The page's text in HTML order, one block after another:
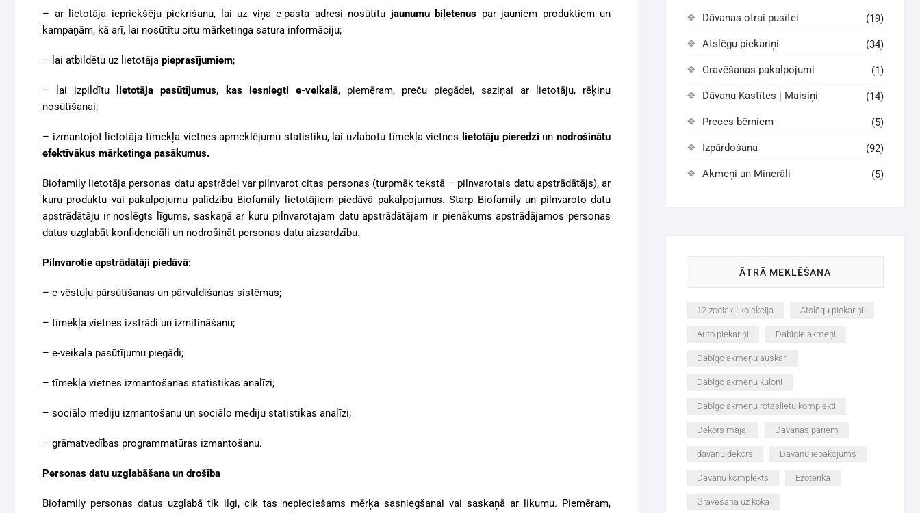
– ar lietotāja iepriekšēju piekrišanu, lai uz viņa e-pasta adresi nosūtītu jaunumu biļetenus par jauniem produktiem un
kampaņām, kā arī, lai nosūtītu citu mārketinga satura informāciju;
– lai atbildētu uz lietotāja pieprasījumiem;
– lai izpildītulietotāja pasūtījumus, kas iesniegti e-veikalā, piemēram, preču piegādei, saziņai ar lietotāju, rēķinu
nosūtīšanai;
– izmantojot lietotāja tīmekļa vietnes apmeklējumu statistiku, lai uzlabotu tīmekļa vietnes lietotāju pieredzi unnodrošinātu
efektīvākus mārketinga pasākumus.
Biofamily lietotāja personas datu apstrādei var pilnvarot citas personas (turpmāk tekstā – pilnvarotais datu apstrādātājs), ar
kuru produktu vai pakalpojumu palīdzību Biofamily lietotājiem piedāvā pakalpojumus. Starp Biofamily un pilnvaroto datu
apstrādātāju ir noslēgts līgums, saskaņā ar kuru pilnvarotajam datu apstrādātājam ir pienākums apstrādājamos personas
datus uzglabāt konfidenciāli un nodrošināt personas datu aizsardzību.
Pilnvarotie apstrādātāji piedāvā:
– e-vēstuļu pārsūtīšanas un pārvaldīšanas sistēmas;
– tīmekļa vietnes izstrādi un izmitināšanu;
– e-veikala pasūtījumu piegādi;
– tīmekļa vietnes izmantošanas statistikas analīzi;
– sociālo mediju izmantošanu un sociālo mediju statistikas analīzi;
– grāmatvedības programmatūras izmantošanu.
Personas datu uzglabāšana un drošība
Biofamily personas datus uzglabā tik ilgi, cik tas nepieciešams mērķa sasniegšanai vai saskaņā ar likumu. Piemēram,
Dāvanas otrai pusītei (19)
Atslēgu piekariņi (34)
Gravēšanas pakalpojumi (1)
Dāvanu Kastītes | Maisiņi (14)
Preces bērniem (5)
Izpārdošana (92)
Akmeņi un Minerāli (5)
ĀTRĀ MEKLĒŠANA
12 zodiaku kolekcija Atslēgu piekariņi
Auto piekariņi Dabīgie akmeņi
Dabīgo akmeņu auskari
Dabīgo akmeņu kuloni
Dabīgo akmeņu rotaslietu komplekti
Dekors mājai Dāvanas pāriem
dāvanu dekors Dāvanu iepakojums
Dāvanu komplekts Ezotērika
Gravēšana uz koka